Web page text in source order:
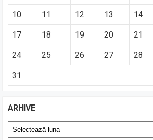
10 11 12 13 14
17 18 19 20 21
24 25 26 27 28
31
ARHIVE
Arhive